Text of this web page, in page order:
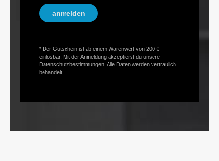
anmelden
* Der Gutschein ist ab einem Warenwert von 200 €
einlösbar. Mit der Anmeldung akzeptierst du unsere
Datenschutzbestimmungen. Alle Daten werden vertraulich
behandelt.